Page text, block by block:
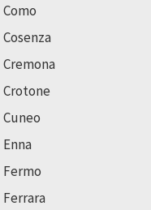
Como
Cosenza
Cremona
Crotone
Cuneo
Enna
Fermo
Ferrara